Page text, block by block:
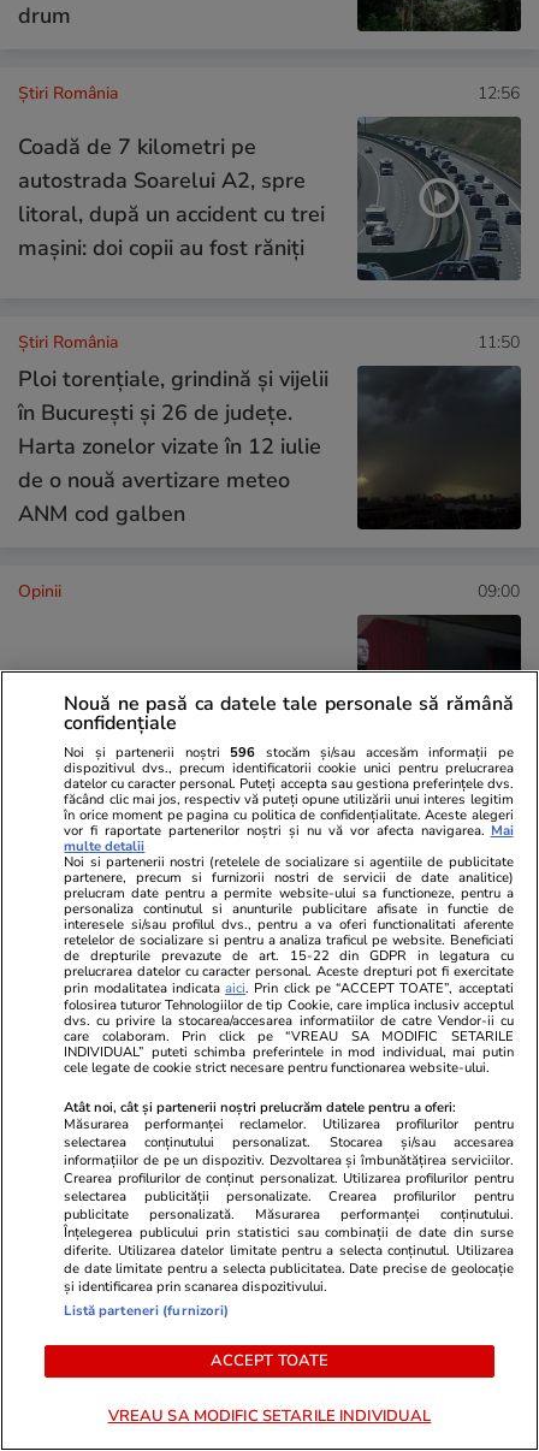
drum
Știri România 12:56
Coadă de 7 kilometri pe
autostrada Soarelui A2, spre
litoral, după un accident cu trei
mașini: doi copii au fost răniți
Știri România 11:50
Ploi torențiale, grindină și vijelii
în București și 26 de județe.
Harta zonelor vizate în 12 iulie
de o nouă avertizare meteo
ANM cod galben
Opinii 09:00
The Wall sau cum lumea
reînvață limbajul războiului
10 iul.
NATO la Ankara. Un summit
„operațional”, care adaptează
Alianța la provocările secolului
Dimineața în care viața ta
încape într-un dosar plin de
hârtii ștampilate
Opinii 09 iul.
Pașca e viitorul nostru
Nouă ne pasă ca datele tale personale să rămână
confidențiale
Noi și partenerii noștri 596 stocăm și/sau accesăm informații pe
dispozitivul dvs., precum identificatorii cookie unici pentru prelucrarea
datelor cu caracter personal. Puteți accepta sau gestiona preferințele dvs.
făcând clic mai jos, respectiv vă puteți opune utilizării unui interes legitim
în orice moment pe pagina cu politica de confidențialitate. Aceste alegeri
vor fi raportate partenerilor noștri și nu vă vor afecta navigarea. Mai
multe detalii
Noi si partenerii nostri (retelele de socializare si agentiile de publicitate
partenere, precum si furnizorii nostri de servicii de date analitice)
prelucram date pentru a permite website-ului sa functioneze, pentru a
personaliza continutul si anunturile publicitare afisate in functie de
interesele si/sau profilul dvs., pentru a va oferi functionalitati aferente
retelelor de socializare si pentru a analiza traficul pe website. Beneficiati
de drepturile prevazute de art. 15-22 din GDPR in legatura cu
prelucrarea datelor cu caracter personal. Aceste drepturi pot fi exercitate
prin modalitatea indicataaici. Prin click pe “ACCEPT TOATE”, acceptati
folosirea tuturor Tehnologiilor de tip Cookie, care implica inclusiv acceptul
dvs. cu privire la stocarea/accesarea informatiilor de catre Vendor-ii cu
care colaboram. Prin click pe “VREAU SA MODIFIC SETARILE
INDIVIDUAL” puteti schimba preferintele in mod individual, mai putin
cele legate de cookie strict necesare pentru functionarea website-ului.
Atât noi, cât și partenerii noștri prelucrăm datele pentru a oferi:
Măsurarea performanței reclamelor. Utilizarea profilurilor pentru
selectarea conținutului personalizat. Stocarea și/sau accesarea
informațiilor de pe un dispozitiv. Dezvoltarea și îmbunătățirea serviciilor.
Crearea profilurilor de conținut personalizat. Utilizarea profilurilor pentru
selectarea publicității personalizate. Crearea profilurilor pentru
publicitate personalizată. Măsurarea performanței conținutului.
Înțelegerea publicului prin statistici sau combinații de date din surse
diferite. Utilizarea datelor limitate pentru a selecta conținutul. Utilizarea
de date limitate pentru a selecta publicitatea. Date precise de geolocație
și identificarea prin scanarea dispozitivului.
Listă parteneri (furnizori)
ACCEPT TOATE
VREAU SA MODIFIC SETARILE INDIVIDUAL